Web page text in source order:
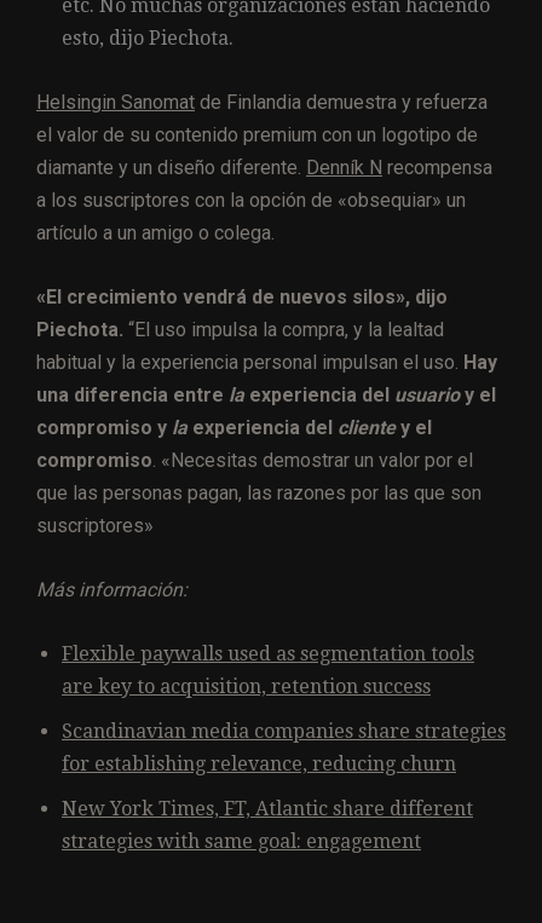
etc. No muchas organizaciones están haciendo
esto, dijo Piechota.
Helsingin Sanomat de Finlandia demuestra y refuerza
el valor de su contenido premium con un logotipo de
diamante y un diseño diferente. Denník N recompensa
a los suscriptores con la opción de «obsequiar» un
artículo a un amigo o colega.
«El crecimiento vendrá de nuevos silos», dijo
Piechota. “El uso impulsa la compra, y la lealtad
habitual y la experiencia personal impulsan el uso. Hay
una diferencia entre la experiencia del usuarioy el
compromiso y la experiencia del clientey el
compromiso . «Necesitas demostrar un valor por el
que las personas pagan, las razones por las que son
suscriptores»
Más información:
Flexible paywalls used as segmentation tools
are key to acquisition, retention success
Scandinavian media companies share strategies
for establishing relevance, reducing churn
New York Times, FT, Atlantic share different
strategies with same goal: engagement